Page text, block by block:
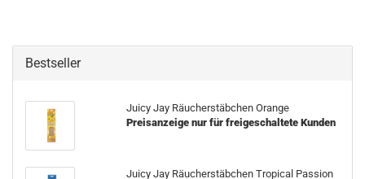
Bestseller
Juicy Jay Räucherstäbchen Orange
Preisanzeige nur für freigeschaltete Kunden
Juicy Jay Räucherstäbchen Tropical Passion